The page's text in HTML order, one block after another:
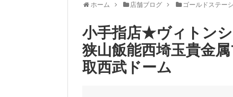
ホーム 店舗ブログ ゴールドステー
小手指店★ヴィトン
狭山飯能西埼玉貴金
取西武ドーム